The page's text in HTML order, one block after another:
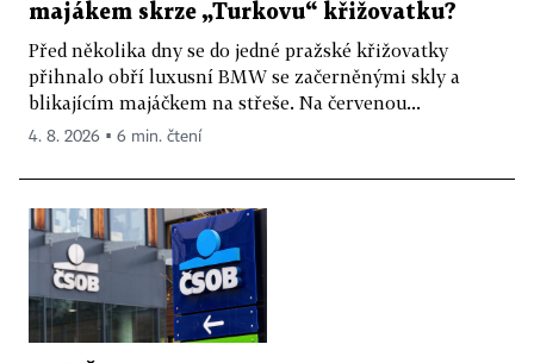
majákem skrze „Turkovu“ křižovatku?
Před několika dny se do jedné pražské křižovatky
přihnalo obří luxusní BMW se začerněnými skly a
blikajícím majáčkem na střeše. Na červenou...
4. 8. 2026 ▪ 6 min. čtení